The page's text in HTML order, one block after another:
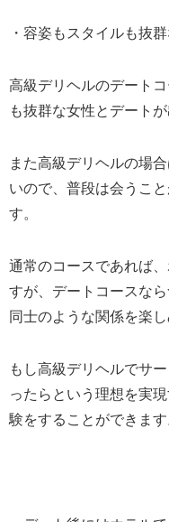
・容姿もスタイルも抜
高級デリヘルのデート
も抜群な女性とデート
また高級デリヘルの場
いので、普段は会うこ
す。
通常のコースであれば
すが、デートコースな
同士のような関係を楽
もし高級デリヘルでサ
ったらという理想を実
験をすることができます